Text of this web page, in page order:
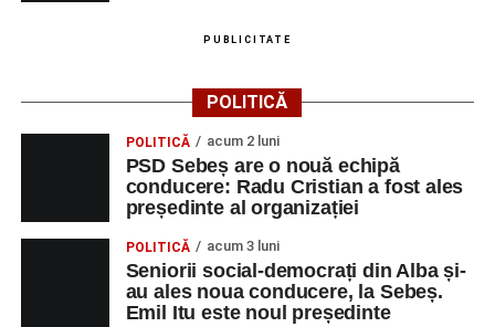
PUBLICITATE
POLITICĂ
POLITICĂ acum 2 luni
PSD Sebeș are o nouă echipă
conducere: Radu Cristian a fost ales
președinte al organizației
POLITICĂ acum 3 luni
Seniorii social-democrați din Alba și-
au ales noua conducere, la Sebeș.
Emil Itu este noul președinte